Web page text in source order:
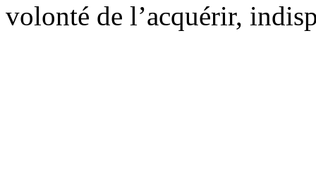
volonté de l’acquérir,